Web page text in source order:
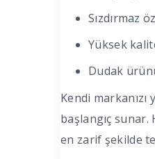
Sızdırmaz
Yüksek
Dudak
Kendi
başlangıç sunar.
en zarif şekilde